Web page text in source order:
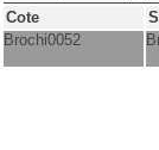
Cote
Brochi0052